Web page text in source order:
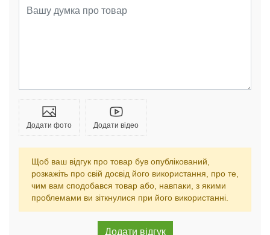
Додати фото Додати відео
Щоб ваш відгук про товар був опублікований,
розкажіть про свій досвід його використання, про те,
чим вам сподобався товар або, навпаки, з якими
проблемами ви зіткнулися при його використанні.